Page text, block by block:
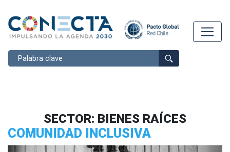
Buscar
SECTOR: BIENES RAÍCES
COMUNIDAD INCLUSIVA